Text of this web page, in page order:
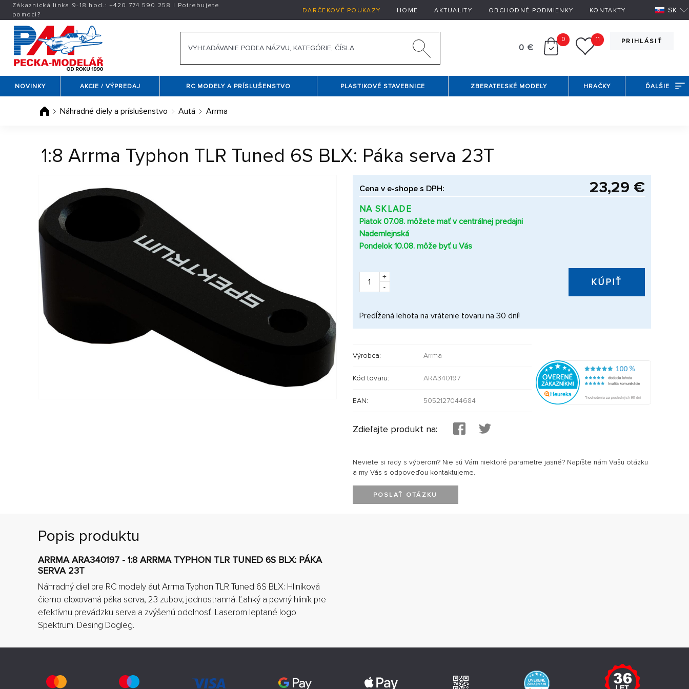
Zákaznická linka 9-18 hod.:+420 774 590 258 | Potrebujete
pomoci?
DARČEKOVÉ POUKAZY HOME AKTUALITY OBCHODNÉ PODMIENKY KONTAKTY SK
PRIHLÁSIŤ
0 €
0 11
NOVINKY AKCIE / VÝPREDAJ RC MODELY A PRÍSLUŠENSTVO PLASTIKOVÉ STAVEBNICE ZBERATEĽSKÉ MODELY HRAČKY ĎALŠIE
Náhradné diely a príslušenstvo Autá Arrma
1:8 Arrma Typhon TLR Tuned 6S BLX: Páka serva 23T
Cena v e-shope s DPH: 23,29 €
NA SKLADE
Piatok 07.08. môžete mať v centrálnej predajni
Nademlejnská
Pondelok 10.08. môže byť u Vás
+
-
KÚPIŤ
Predĺžená lehota na vrátenie tovaru na 30 dní!
Výrobca: Arrma
Kód tovaru: ARA340197
EAN: 5052127044684
Zdieľajte produkt na:
Neviete si rady s výberom? Nie sú Vám niektoré parametre jasné? Napíšte nám Vašu otázku
a my Vás s odpoveďou kontaktujeme.
POSLAŤ OTÁZKU
Popis produktu
ARRMA ARA340197 - 1:8 ARRMA TYPHON TLR TUNED 6S BLX: PÁKA
SERVA 23T
Náhradný diel pre RC modely áut Arrma Typhon TLR Tuned 6S BLX: Hliníková
čierno eloxovaná páka serva, 23 zubov, jednostranná. Ľahký a pevný hliník pre
efektívnu prevádzku serva a zvýšenú odolnosť. Laserom leptané logo
Spektrum. Desing Dogleg.